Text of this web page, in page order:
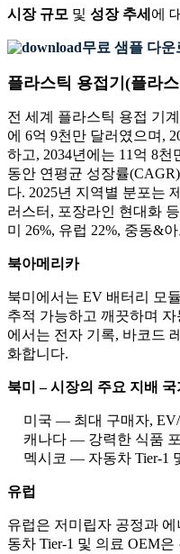
시장 규모 및 성장 추세 에
무료 샘플 다운
플라스틱 용접기(플라
전 세계 플라스틱 용접 기
에 6억 9천만 달러였으며,
하고, 2034년에는 11억 8천
동안 연평균 성장률
다. 2025년 지역별 분포는
러스터, 포장라인 현대화
미 26%, 유럽 22%, 중동&
북아메리카
북미에서는 EV 배터리 모
추적 가능하고 깨끗하며
에서는 전자 기록, 바코드
화합니다.
북미 – 시장의 주요 지배 국
미국 — 최대 구매자,
캐나다 — 강력한 식품
멕시코 — 자동차 Tier-1
유럽
유럽은 저미립자 공정과
동차 Tier-1 및 의료 OEM